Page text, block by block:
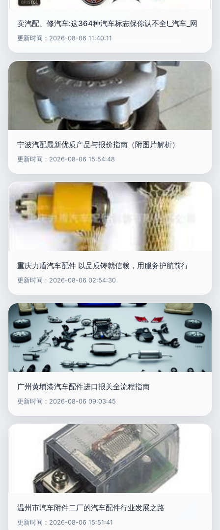
卖汽配、修汽车:这364种汽车标志保你认不全!_汽车_网
更新时间：2026-08-06 11:40:11
宁波汽配最新优质产品与报价指南（附图片解析）
更新时间：2026-08-06 15:54:48
重庆力盾汽车配件 以品质铸就信赖，用服务护航前行
更新时间：2026-08-06 02:54:30
广州黄埔港汽车配件进口报关全流程指南
更新时间：2026-08-06 09:03:45
温州市汽车附件二厂的汽车配件行业发展之路
更新时间：2026-08-06 15:51:41